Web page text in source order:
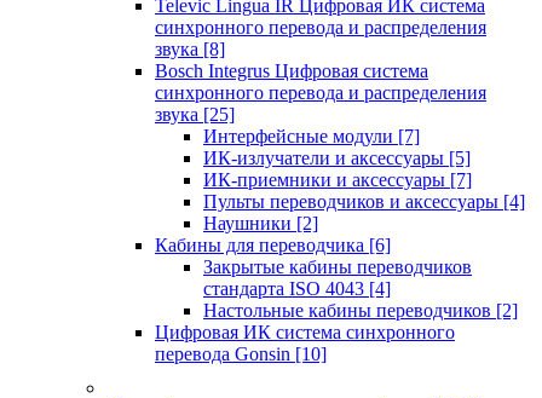
Televic Lingua IR Цифровая ИК система
синхронного перевода и распределения
звука [8]
Bosch Integrus Цифровая система
синхронного перевода и распределения
звука [25]
Интерфейсные модули [7]
ИК-излучатели и аксессуары [5]
ИК-приемники и аксессуары [7]
Пульты переводчиков и аксессуары [4]
Наушники [2]
Кабины для переводчика [6]
Закрытые кабины переводчиков
стандарта ISO 4043 [4]
Настольные кабины переводчиков [2]
Цифровая ИК система синхронного
перевода Gonsin [10]